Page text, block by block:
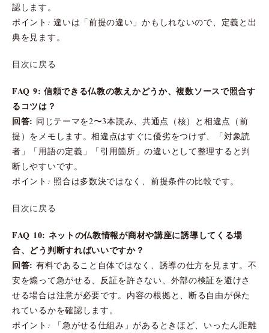
認します。
ポイント: 違いは「前提の違い」かもしれないので、定義と出
典を見ます。
目次に戻る
FAQ 9: 信頼できる仏教の教えかどうか、複数ソースで照合す
るコツは？
回答: 同じテーマを2〜3本読み、共通点（核）と相違点（前
提）をメモします。相違点はすぐに優劣をつけず、「対象読
者」「用語の定義」「引用箇所」の違いとして整理すると判
断しやすいです。
ポイント: 照合は多数決ではなく、前提条件の比較です。
目次に戻る
FAQ 10: ネットの仏教情報が商材や講座に誘導してくる場
合、どう判断すればいいですか？
回答: 有料であること自体ではなく、誘導の仕方を見ます。不
安を煽って急がせる、反証を許さない、外部の検証を避けさ
せる場合は注意が必要です。内容の根拠と、断る自由が保た
れているかを確認します。
ポイント: 「急がせる仕組み」があるときほど、いったん距離